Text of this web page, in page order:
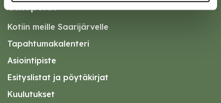
Oikopolut
Kotiin meille Saarijärvelle
Tapahtumakalenteri
Asiointipiste
Esityslistat ja pöytäkirjat
Kuulutukset